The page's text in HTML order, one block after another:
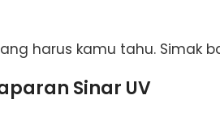
harus kamu tahu. Simak
Sinar UV